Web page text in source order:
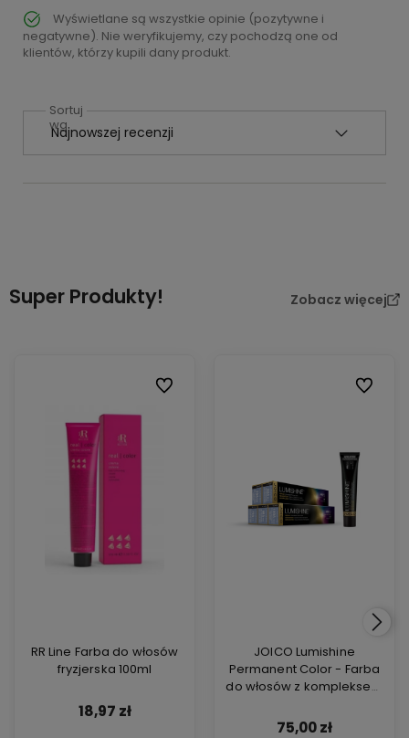
Wyświetlane są wszystkie opinie (pozytywne i
negatywne). Nie weryfikujemy, czy pochodzą one od
klientów, którzy kupili dany produkt.
Sortuj
wg
Super Produkty! Zobacz więcej
RR Line Farba do włosów
fryzjerska 100ml
18,97 zł
Do ulubionych
JOICO Lumishine
Permanent Color - Farba
do włosów z kompleksem
włosy 74ml
75,00 zł
Do